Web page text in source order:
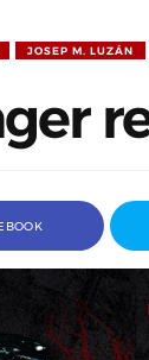
JOSEP M. LUZÁN